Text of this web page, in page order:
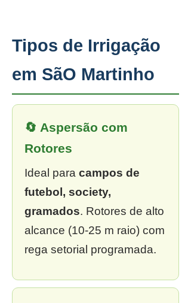
Tipos de Irrigação
em SãO Martinho
🔄 Aspersão com
Rotores
Ideal para campos de
futebol, society,
gramados. Rotores de alto
alcance (10-25 m raio) com
rega setorial programada.